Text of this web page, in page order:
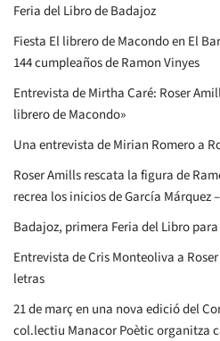
Feria del Libro de Badajoz
Fiesta El librero de Macondo en El
144 cumpleaños de Ramon Vinyes
Entrevista de Mirtha Caré: Roser
librero de Macondo»
Una entrevista de Mirian Romero a
Roser Amills rescata la figura de
recrea los inicios de García Márquez
Badajoz, primera Feria del Libro
Entrevista de Cris Monteoliva a
letras
21 de març en una nova edició del
col.lectiu Manacor Poètic organitza